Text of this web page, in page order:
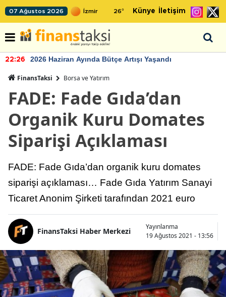
07 Ağustos 2026 26° Künye İletişim
22:26 2026 Haziran Ayında Bütçe Artışı Yaşandı
FinansTaksi Borsa ve Yatırım
FADE: Fade Gıda’dan
Organik Kuru Domates
Siparişi Açıklaması
FADE: Fade Gıda’dan organik kuru domates
siparişi açıklaması… Fade Gıda Yatırım Sanayi
Ticaret Anonim Şirketi tarafından 2021 euro
FinansTaksi Haber Merkezi
Yayınlanma
19 Ağustos 2021 - 13:56